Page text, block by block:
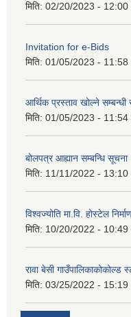
मिति: 02/20/2023 - 12:00
Invitation for e-Bids
मिति: 01/05/2023 - 11:58
आर्थिक प्रस्ताव खोल्ने
मिति: 01/05/2023 - 11:54
बोलपत्र आह्यान सम्बन्धि सूचना
मिति: 11/11/2022 - 13:10
विश्वज्योति मा.वि. होस्टेल
मिति: 10/20/2022 - 10:49
रावा बेसी गाउँपालिकाकोकोल्ड
मिति: 03/25/2022 - 15:19